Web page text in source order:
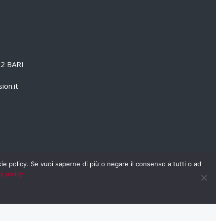
BARI
policy. Se vuoi saperne di più o negare il consenso a tutti o ad
policy